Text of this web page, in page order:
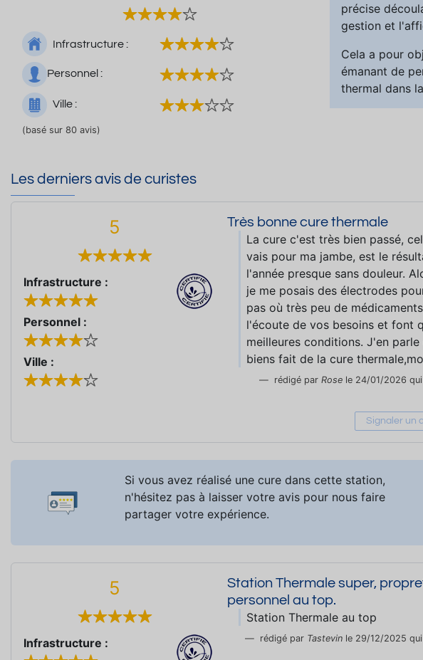
Infrastructure :
Personnel :
Ville :
(basé sur 80 avis)
précise
gestion et
Cela a pour
émanant de
thermal dans
Les derniers avis de curistes
5
Infrastructure :
Personnel :
Ville :
Très bonne cure thermale
La cure c'est très bien passé,
vais pour ma jambe, est le
l'année presque sans douleur.
je me posais des électrodes
pas où très peu de
l'écoute de vos besoins et font
meilleures conditions. J'en
biens fait de la cure
rédigé par Rose le 24/01/2026
Signaler un
Si vous avez réalisé une cure dans cette station,
n'hésitez pas à laisser votre avis pour nous faire
partager votre expérience.
5
Infrastructure :
Station Thermale super,
personnel au top.
Station Thermale au top
rédigé par Tastevin le 29/12/2025